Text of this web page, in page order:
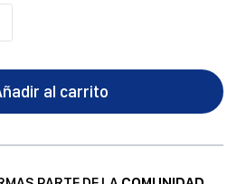
universitaria
al carrito